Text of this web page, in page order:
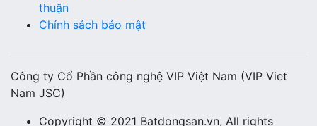
thuận
Chính sách bảo mật
Công ty Cổ Phần công nghệ VIP Việt Nam (VIP Viet
Nam JSC)
Copyright © 2021 Batdongsan.vn, All rights